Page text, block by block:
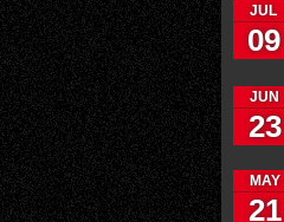
JUL
09
JUN
23
MAY
21